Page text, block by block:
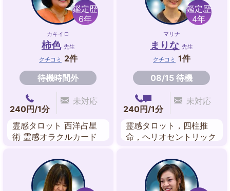
鑑定歴
6年
カキイロ
柿色 先生
クチコミ
2件
待機時間外
240円/1分
未対応
霊感タロット 西洋占星
術 霊感オラクルカード
鑑定歴
4年
マリナ
まりな 先生
クチコミ 1件
08/15 待機
240円/1分
未対応
霊感タロット，四柱推
命，ヘリオセントリック
ル・リーディング，前世
鑑定，手相